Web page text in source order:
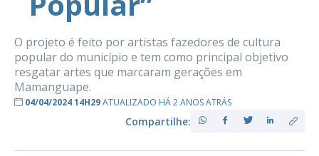
O projeto é feito por artistas fazedores de cultura
popular do município e tem como principal objetivo
resgatar artes que marcaram gerações em
Mamanguape.
04/04/2024 14H29ATUALIZADO HÁ 2 ANOS ATRÁS
Compartilhe: